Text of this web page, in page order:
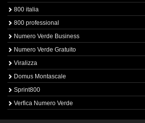
800 italia
800 professional
Numero Verde Business
Numero Verde Gratuito
Viralizza
Domus Montascale
Sprint800
Verfica Numero Verde